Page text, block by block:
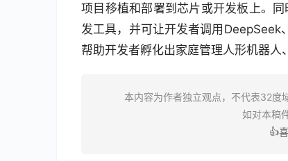
项目移植和部署到芯片或开发板上。
发工具，并可让开发者调用
帮助开发者孵化出家庭管理人形机器人
本内容为作者独立观点，不代表32度
如对本稿
👍